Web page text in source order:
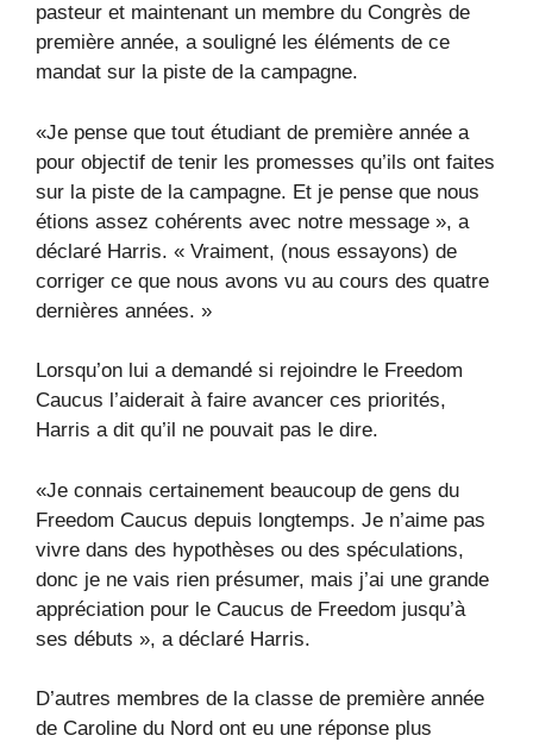
pasteur et maintenant un membre du Congrès de
première année, a souligné les éléments de ce
mandat sur la piste de la campagne.
«Je pense que tout étudiant de première année a
pour objectif de tenir les promesses qu’ils ont faites
sur la piste de la campagne. Et je pense que nous
étions assez cohérents avec notre message », a
déclaré Harris. « Vraiment, (nous essayons) de
corriger ce que nous avons vu au cours des quatre
dernières années. »
Lorsqu’on lui a demandé si rejoindre le Freedom
Caucus l’aiderait à faire avancer ces priorités,
Harris a dit qu’il ne pouvait pas le dire.
«Je connais certainement beaucoup de gens du
Freedom Caucus depuis longtemps. Je n’aime pas
vivre dans des hypothèses ou des spéculations,
donc je ne vais rien présumer, mais j’ai une grande
appréciation pour le Caucus de Freedom jusqu’à
ses débuts », a déclaré Harris.
D’autres membres de la classe de première année
de Caroline du Nord ont eu une réponse plus